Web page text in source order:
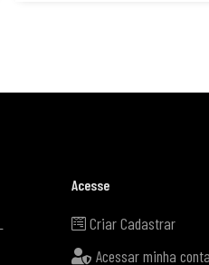
Acesse
Criar Cadastrar
Acessar minha